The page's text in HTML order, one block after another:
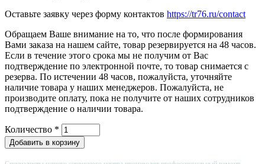
Оставьте заявку через форму контактов https://tr76.ru/contact
Обращаем Ваше внимание на то, что после формирования
Вами заказа на нашем сайте, товар резервируется на 48 часов.
Если в течение этого срока мы не получим от Вас
подтверждение по электронной почте, то товар снимается с
резерва. По истечении 48 часов, пожалуйста, уточняйте
наличие товара у наших менеджеров. Пожалуйста, не
производите оплату, пока не получите от наших сотрудников
подтверждение о наличии товара.
Количество *